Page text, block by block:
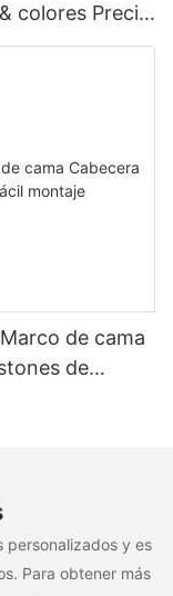
colores Precio
de cama
de
personalizados y es
Para obtener más